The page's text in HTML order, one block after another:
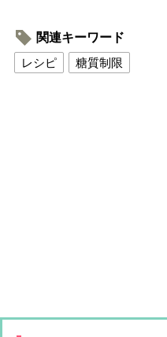
関連キーワード
レシピ
糖質制限